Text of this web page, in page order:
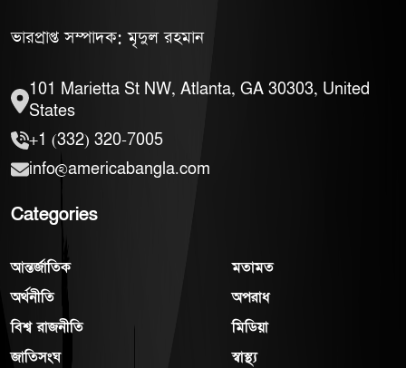
ভারপ্রাপ্ত সম্পাদক: মৃদুল রহমান
101 Marietta St NW, Atlanta, GA 30303, United
States
+1 (332) 320-7005
info@americabangla.com
Categories
আন্তর্জাতিক
অর্থনীতি
বিশ্ব রাজনীতি
জাতিসংঘ
মতামত
অপরাধ
মিডিয়া
স্বাস্থ্য